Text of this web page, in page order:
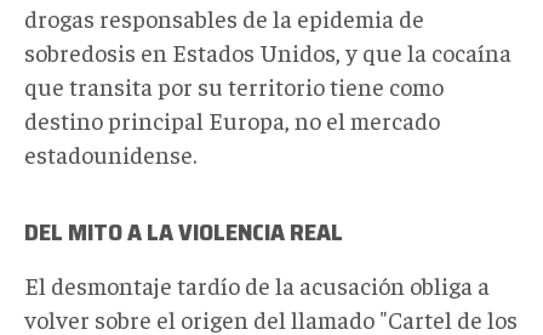
drogas responsables de la epidemia de
sobredosis en Estados Unidos, y que la cocaína
que transita por su territorio tiene como
destino principal Europa, no el mercado
estadounidense.
DEL MITO A LA VIOLENCIA REAL
El desmontaje tardío de la acusación obliga a
volver sobre el origen del llamado "Cartel de los